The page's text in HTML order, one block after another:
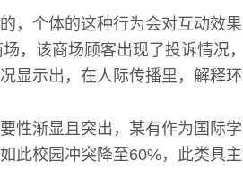
，个体的这种行为会对互动效
，该商场顾客出现了投诉情况
显示出，在人际传播里，解释环
性渐显且突出，某有作为国际
此校园冲突降至60%，此类具